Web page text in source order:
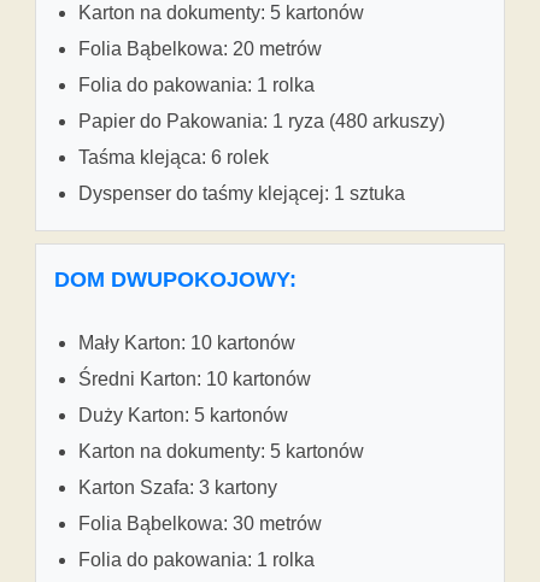
Karton na dokumenty: 5 kartonów
Folia Bąbelkowa: 20 metrów
Folia do pakowania: 1 rolka
Papier do Pakowania: 1 ryza (480 arkuszy)
Taśma klejąca: 6 rolek
Dyspenser do taśmy klejącej: 1 sztuka
DOM DWUPOKOJOWY:
Mały Karton: 10 kartonów
Średni Karton: 10 kartonów
Duży Karton: 5 kartonów
Karton na dokumenty: 5 kartonów
Karton Szafa: 3 kartony
Folia Bąbelkowa: 30 metrów
Folia do pakowania: 1 rolka